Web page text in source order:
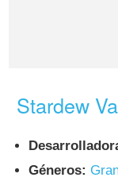
Stardew
Géneros: